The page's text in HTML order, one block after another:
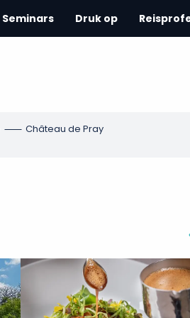
Seminars Druk op
Château de Pray